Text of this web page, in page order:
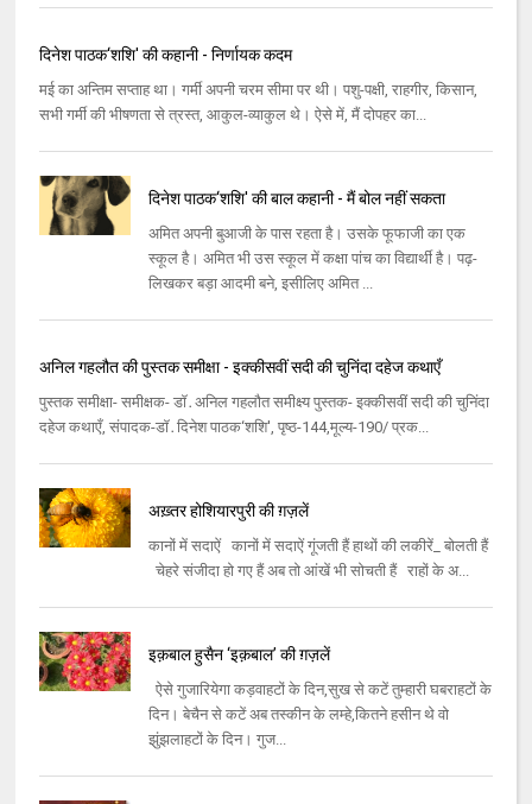
दिनेश पाठक‘शशि' की कहानी - निर्णायक कदम
मई का अन्‍तिम सप्‍ताह था। गर्मी अपनी चरम सीमा पर थी। पशु-पक्षी, राहगीर, किसान,
सभी गर्मी की भीषणता से त्रस्‍त, आकुल-व्‍याकुल थे। ऐसे में, मैं दोपहर का...
दिनेश पाठक‘शशि' की बाल कहानी - मैं बोल नहीं सकता
अमित अपनी बुआजी के पास रहता है। उसके फूफाजी का एक
स्‍कूल है। अमित भी उस स्‍कूल में कक्षा पांच का विद्यार्थी है। पढ़-
लिखकर बड़ा आदमी बने, इसीलिए अमित ...
अनिल गहलौत की पुस्तक समीक्षा - इक्‍कीसवीं सदी की चुनिंदा दहेज कथाएँ
पुस्‍तक समीक्षा- समीक्षक- डॉ․अनिल गहलौत समीक्ष्‍य पुस्‍तक- इक्‍कीसवीं सदी की चुनिंदा
दहेज कथाएँ, संपादक-डॉ․दिनेश पाठक‘शशि', पृष्ठ-144,मूल्‍य-190/ प्रक...
अख़्तर होशियारपुरी की ग़ज़लें
कानों में सदाऐं कानों में सदाऐं गूंजती हैं हाथों की लकीरें_ बोलती हैं
चेहरे संजीदा हो गए हैं अब तो आंखें भी सोचती हैं राहों के अ...
इक़बाल हुसैन ‘इक़बाल’ की ग़ज़लें
ऐसे गुजारियेगा कड़वाहटों के दिन,सुख से कटें तुम्हारी घबराहटों के
दिन। बेचैन से कटें अब तस्कीन के लम्हे,कितने हसीन थे वो
झुंझलाहटों के दिन। गुज...